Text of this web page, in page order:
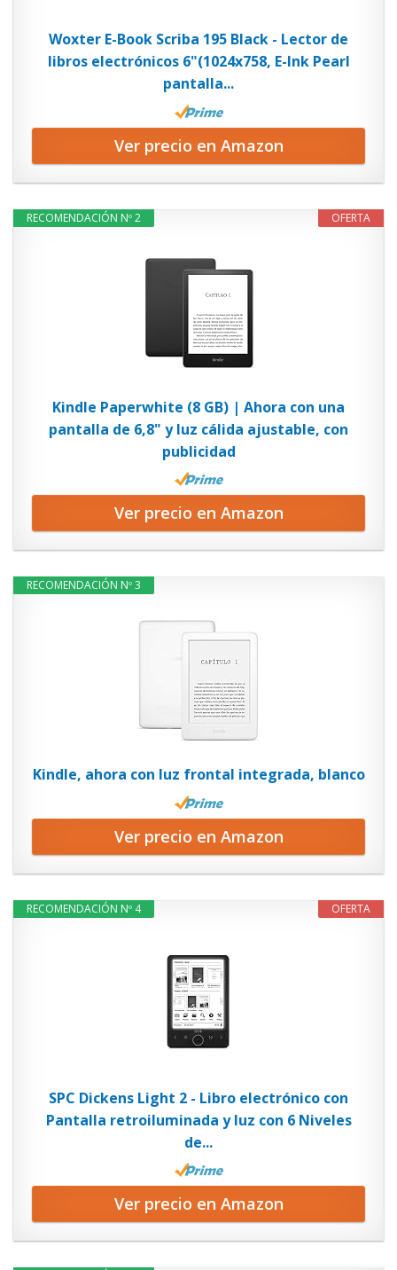
Woxter E-Book Scriba 195 Black - Lector de
libros electrónicos 6"(1024x758, E-Ink Pearl
pantalla...
Ver precio en Amazon
OFERTA
RECOMENDACIÓN Nº 2
Kindle Paperwhite (8 GB) | Ahora con una
pantalla de 6,8" y luz cálida ajustable, con
publicidad
Ver precio en Amazon
RECOMENDACIÓN Nº 3
Kindle, ahora con luz frontal integrada, blanco
Ver precio en Amazon
OFERTA
RECOMENDACIÓN Nº 4
SPC Dickens Light 2 - Libro electrónico con
Pantalla retroiluminada y luz con 6 Niveles
de...
Ver precio en Amazon